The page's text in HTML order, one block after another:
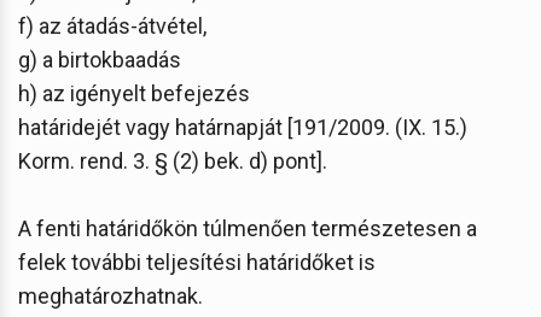
f) az átadás-átvétel,
g) a birtokbaadás
h) az igényelt befejezés
határidejét vagy határnapját [191/2009. (IX. 15.)
Korm. rend. 3. § (2) bek. d) pont].
A fenti határidőkön túlmenően természetesen a
felek további teljesítési határidőket is
meghatározhatnak.